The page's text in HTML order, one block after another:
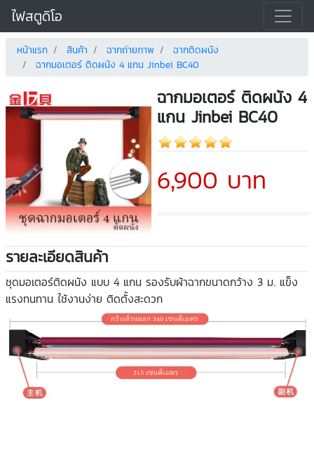
ไฟสตูดิโอ
หน้าแรก สินค้า ฉากถ่ายภาพ
ฉากติดผนัง
ฉากมอเตอร์ ติดผนัง 4 แกน Jinbei BC40
ฉากมอเตอร์ ติดผนัง 4
แกน Jinbei BC40
6,900 บาท
รายละเอียดสินค้า
ชุดมอเตอร์ติดผนัง แบบ 4 แกน รองรับผ้าฉากขนาดกว้าง 3 ม. แข็ง
แรงทนทาน ใช้งานง่าย ติดตั้งสะดวก